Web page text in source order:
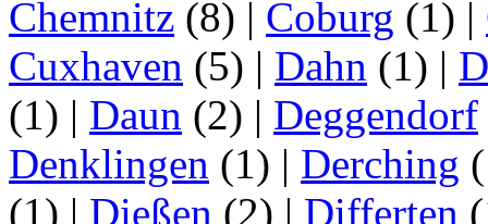
Chemnitz (8) | Coburg (1) |
Cuxhaven (5) | Dahn (1) |
(1) | Daun (2) | Deggendorf
Denklingen (1) | Derching
(1) | Dießen (2) | Differten